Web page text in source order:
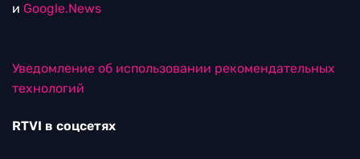
и Google.News
Уведомление об использовании рекомендательных
технологий
RTVI в соцсетях